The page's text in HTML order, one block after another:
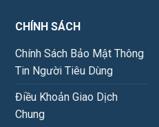
CHÍNH SÁCH
Chính Sách Bảo Mật Thông
Tin Người Tiêu Dùng
Điều Khoản Giao Dịch
Chung